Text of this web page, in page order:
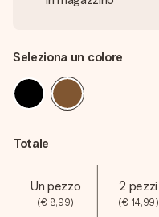
Seleziona un colore
Totale
Un pezzo
(€ 8,99)
2 pezzi
(€ 14,99)